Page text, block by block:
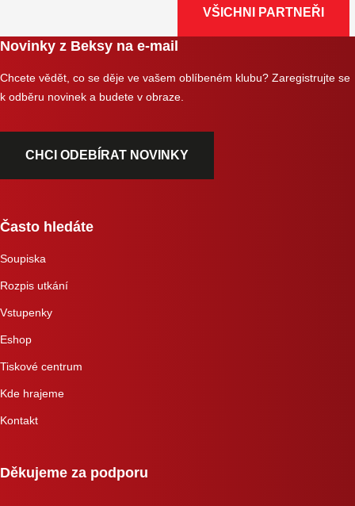
VŠICHNI PARTNEŘI
Novinky z Beksy na e-mail
Chcete vědět, co se děje ve vašem oblíbeném klubu? Zaregistrujte se
k odběru novinek a budete v obraze.
CHCI ODEBÍRAT NOVINKY
Často hledáte
Soupiska
Rozpis utkání
Vstupenky
Eshop
Tiskové centrum
Kde hrajeme
Kontakt
Děkujeme za podporu